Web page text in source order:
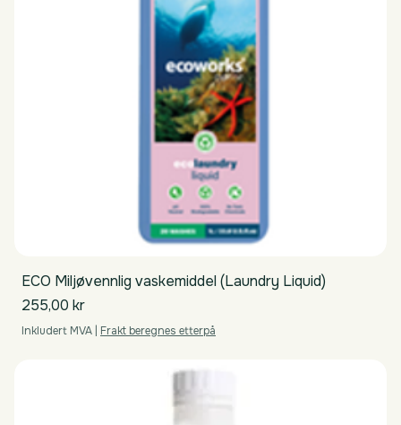
ECO Miljøvennlig vaskemiddel (Laundry Liquid)
Pris
255,00 kr
Inkludert MVA | Frakt beregnes etterpå